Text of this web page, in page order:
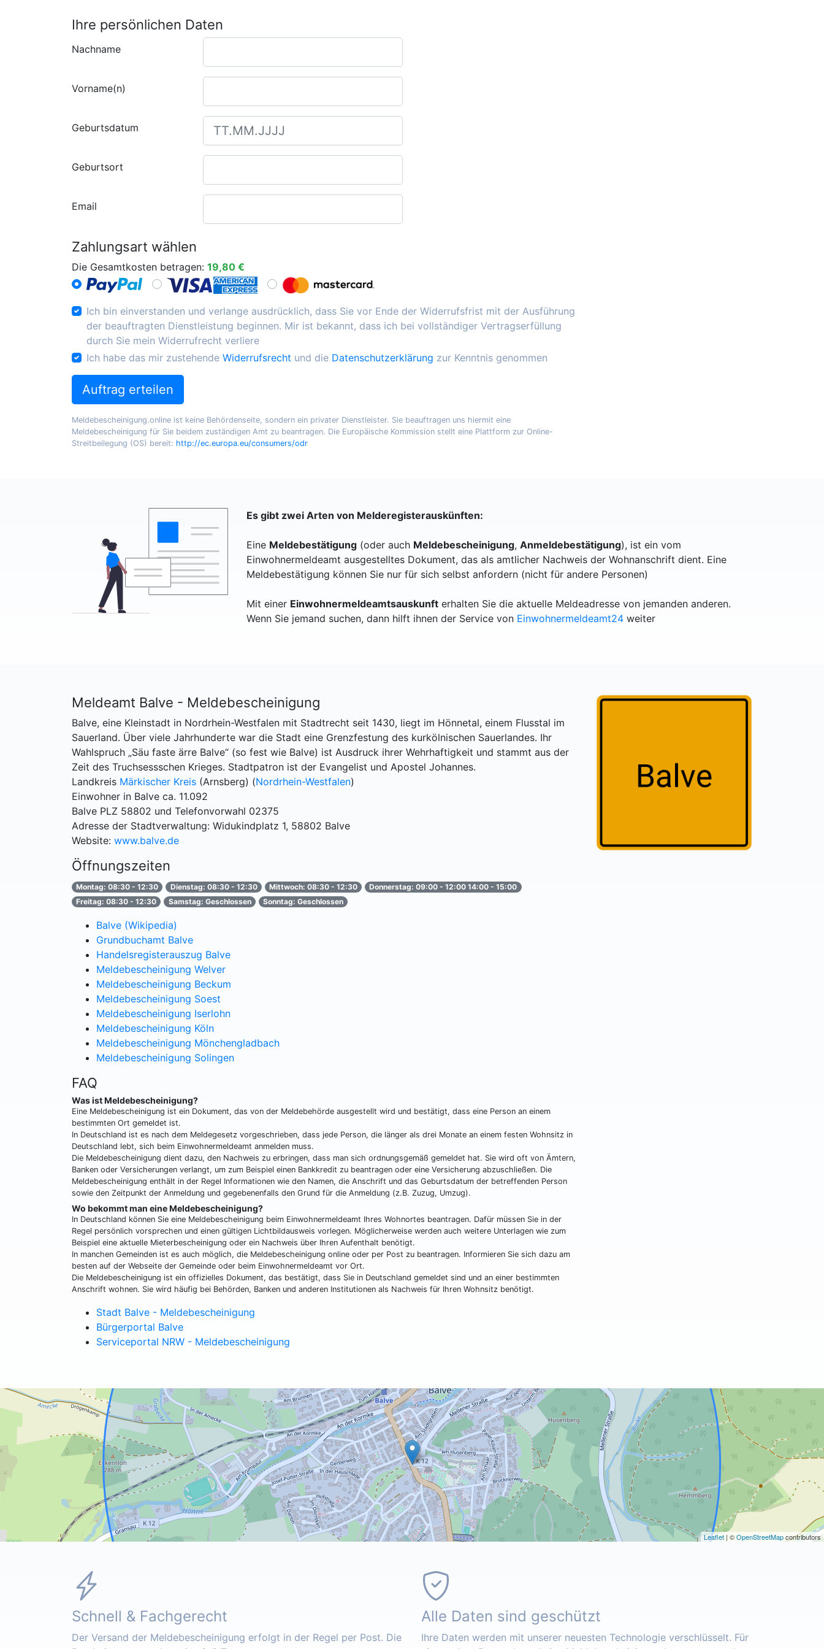
Ihre persönlichen Daten
Nachname
Vorname(n)
Geburtsdatum
Geburtsort
Email
Zahlungsart wählen
Die Gesamtkosten betragen: 19,80 €
Ich bin einverstanden und verlange ausdrücklich, dass Sie vor Ende der Widerrufsfrist mit der Ausführung
der beauftragten Dienstleistung beginnen. Mir ist bekannt, dass ich bei vollständiger Vertragserfüllung
durch Sie mein Widerrufrecht verliere
Ich habe das mir zustehende Widerrufsrecht und die Datenschutzerklärung zur Kenntnis genommen
Auftrag erteilen
Meldebescheinigung.online ist keine Behördenseite, sondern ein privater Dienstleister. Sie beauftragen uns hiermit eine
Meldebescheinigung für Sie beidem zuständigen Amt zu beantragen. Die Europäische Kommission stellt eine Plattform zur Online-
Streitbeilegung (OS) bereit: http://ec.europa.eu/consumers/odr
Es gibt zwei Arten von Melderegisterauskünften:
Eine Meldebestätigung (oder auch Meldebescheinigung, Anmeldebestätigung), ist ein vom
Einwohnermeldeamt ausgestelltes Dokument, das als amtlicher Nachweis der Wohnanschrift dient. Eine
Meldebestätigung können Sie nur für sich selbst anfordern (nicht für andere Personen)
Mit einer Einwohnermeldeamtsauskunft erhalten Sie die aktuelle Meldeadresse von jemanden anderen.
Wenn Sie jemand suchen, dann hilft ihnen der Service von Einwohnermeldeamt24 weiter
Meldeamt Balve - Meldebescheinigung
Balve, eine Kleinstadt in Nordrhein-Westfalen mit Stadtrecht seit 1430, liegt im Hönnetal, einem Flusstal im
Sauerland. Über viele Jahrhunderte war die Stadt eine Grenzfestung des kurkölnischen Sauerlandes. Ihr
Wahlspruch „Säu faste ärre Balve“ (so fest wie Balve) ist Ausdruck ihrer Wehrhaftigkeit und stammt aus der
Zeit des Truchsessschen Krieges. Stadtpatron ist der Evangelist und Apostel Johannes.
Landkreis Märkischer Kreis (Arnsberg) (Nordrhein-Westfalen)
Einwohner in Balve ca. 11.092
Balve PLZ 58802 und Telefonvorwahl 02375
Adresse der Stadtverwaltung: Widukindplatz 1, 58802 Balve
Website: www.balve.de
Öffnungszeiten
Montag: 08:30 - 12:30 Dienstag: 08:30 - 12:30 Mittwoch: 08:30 - 12:30
Donnerstag: 09:00 - 12:00 14:00 - 15:00
Freitag: 08:30 - 12:30
Samstag: Geschlossen Sonntag: Geschlossen
Balve (Wikipedia)
Grundbuchamt Balve
Handelsregisterauszug Balve
Meldebescheinigung Welver
Meldebescheinigung Beckum
Meldebescheinigung Soest
Meldebescheinigung Iserlohn
Meldebescheinigung Köln
Meldebescheinigung Mönchengladbach
Meldebescheinigung Solingen
FAQ
Was ist Meldebescheinigung?
Eine Meldebescheinigung ist ein Dokument, das von der Meldebehörde ausgestellt wird und bestätigt, dass eine Person an einem
bestimmten Ort gemeldet ist.
In Deutschland ist es nach dem Meldegesetz vorgeschrieben, dass jede Person, die länger als drei Monate an einem festen Wohnsitz in
Deutschland lebt, sich beim Einwohnermeldeamt anmelden muss.
Die Meldebescheinigung dient dazu, den Nachweis zu erbringen, dass man sich ordnungsgemäß gemeldet hat. Sie wird oft von Ämtern,
Banken oder Versicherungen verlangt, um zum Beispiel einen Bankkredit zu beantragen oder eine Versicherung abzuschließen. Die
Meldebescheinigung enthält in der Regel Informationen wie den Namen, die Anschrift und das Geburtsdatum der betreffenden Person
sowie den Zeitpunkt der Anmeldung und gegebenenfalls den Grund für die Anmeldung (z.B. Zuzug, Umzug).
Wo bekommt man eine Meldebescheinigung?
In Deutschland können Sie eine Meldebescheinigung beim Einwohnermeldeamt Ihres Wohnortes beantragen. Dafür müssen Sie in der
Regel persönlich vorsprechen und einen gültigen Lichtbildausweis vorlegen. Möglicherweise werden auch weitere Unterlagen wie zum
Beispiel eine aktuelle Mieterbescheinigung oder ein Nachweis über Ihren Aufenthalt benötigt.
In manchen Gemeinden ist es auch möglich, die Meldebescheinigung online oder per Post zu beantragen. Informieren Sie sich dazu am
besten auf der Webseite der Gemeinde oder beim Einwohnermeldeamt vor Ort.
Die Meldebescheinigung ist ein offizielles Dokument, das bestätigt, dass Sie in Deutschland gemeldet sind und an einer bestimmten
Anschrift wohnen. Sie wird häufig bei Behörden, Banken und anderen Institutionen als Nachweis für Ihren Wohnsitz benötigt.
Stadt Balve - Meldebescheinigung
Bürgerportal Balve
Serviceportal NRW - Meldebescheinigung
Leaflet | ©OpenStreetMapcontributors
Schnell & Fachgerecht
Der Versand der Meldebescheinigung erfolgt in der Regel per Post. Die
Alle Daten sind geschützt
Ihre Daten werden mit unserer neuesten Technologie verschlüsselt. Für